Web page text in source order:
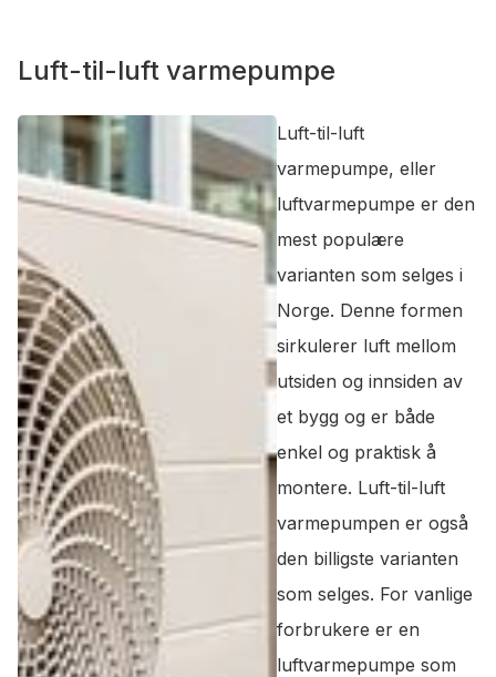
Luft-til-luft varmepumpe
Luft-til-luft
varmepumpe, eller
luftvarmepumpe er den
mest populære
varianten som selges i
Norge. Denne formen
sirkulerer luft mellom
utsiden og innsiden av
et bygg og er både
enkel og praktisk å
montere. Luft-til-luft
varmepumpen er også
den billigste varianten
som selges. For vanlige
forbrukere er en
luftvarmepumpe som